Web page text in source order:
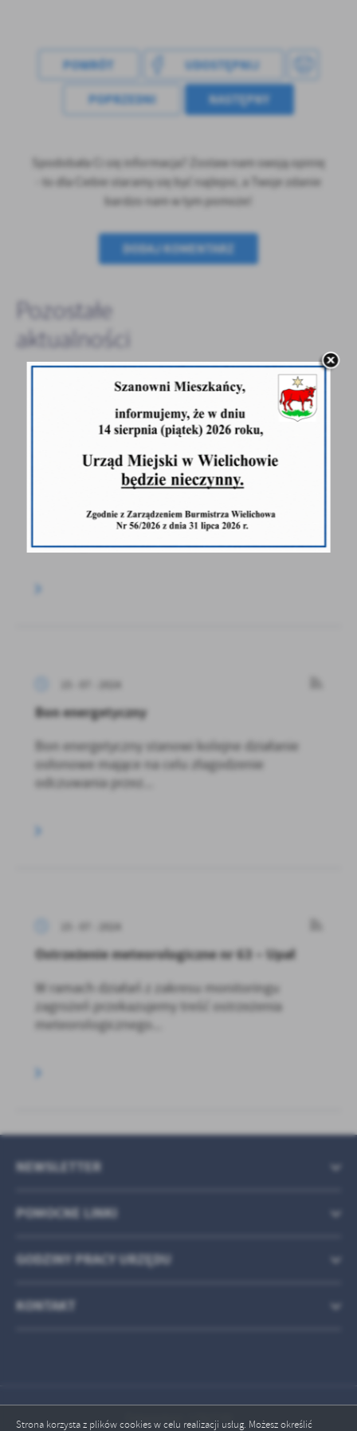
Strona korzysta z plików cookies w celu realizacji usług. Możesz określić
POWRÓT UDOSTĘPNIJ
POPRZEDNI NASTĘPNY
Spodobała Ci się informacja? Zostaw nam swoją opinię
- to dla Ciebie staramy się być najlepsi, a Twoje zdanie
bardzo nam w tym pomoże!
DODAJ KOMENTARZ
Pozostałe
aktualności
16 - 07 - 2024
XVII Międzypowiatowy Obóz szkoleniowo-
wypoczynkowy Młodzieżowych Drużyn
Pożarniczych w Brennie
MDP Gradowice, MDP Zielęcin uczestniczyła
w uroczystości...
15 - 07 - 2024
Bon energetyczny
Bon energetyczny stanowi kolejne działanie
osłonowe mające na celu złagodzenie
odczuwania przez...
15 - 07 - 2024
Ostrzeżenie meteorologiczne nr 63 – Upał
W ramach działań z zakresu monitoringu
zagrożeń przekazujemy treść ostrzeżenia
meteorologicznego...
POMOCNE LINKI
NEWSLETTER
GODZINY PRACY URZĘDU
KONTAKT
Odwiedzin: 1782749